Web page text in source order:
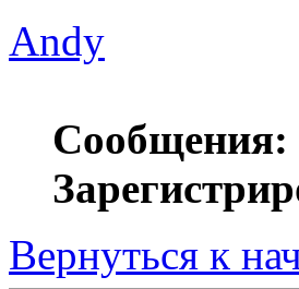
Andy
Сообщения:
Вернуться к